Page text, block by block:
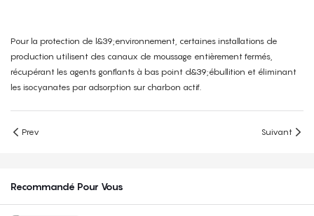
Pour la protection de l&39;environnement, certaines installations de
production utilisent des canaux de moussage entièrement fermés,
récupérant les agents gonflants à bas point d&39;ébullition et éliminant
les isocyanates par adsorption sur charbon actif.
Prev Suivant
Recommandé Pour Vous